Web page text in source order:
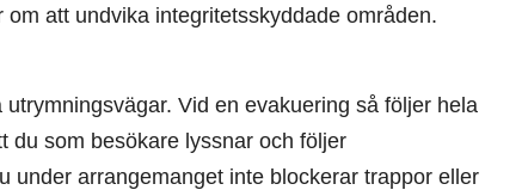
att undvika integritetsskyddade områden.
Vid en evakuering så följer hela
du som besökare lyssnar och följer
under arrangemanget inte blockerar trappor eller